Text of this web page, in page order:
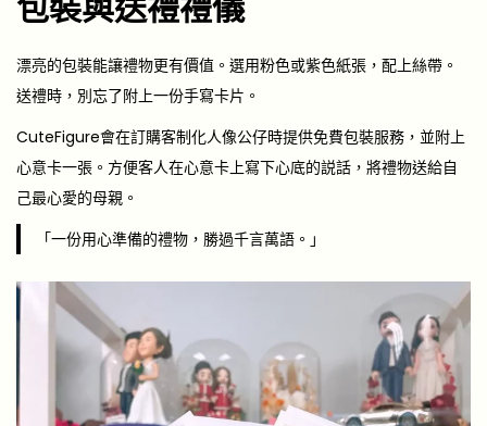
包裝與送禮禮儀
漂亮的包裝能讓禮物更有價值。選用粉色或紫色紙張，配上絲帶。
送禮時，別忘了附上一份手寫卡片。
CuteFigure會在訂購客制化人像公仔時提供免費包裝服務，並附上
心意卡一張。方便客人在心意卡上寫下心底的説話，將禮物送給自
己最心愛的母親。
「一份用心準備的禮物，勝過千言萬語。」